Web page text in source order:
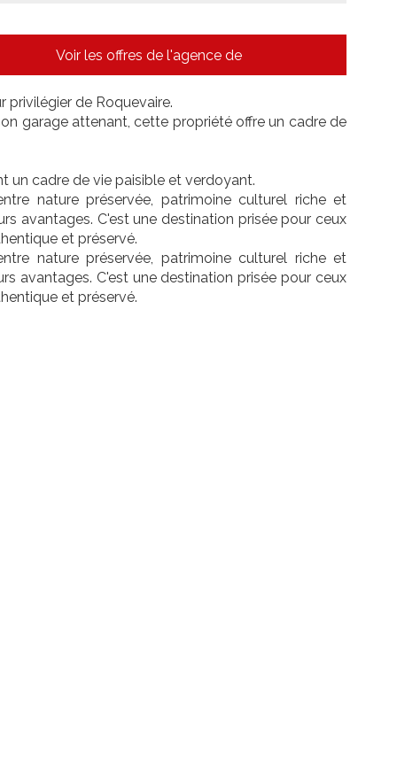
Voir les offres de l'agence de
privilégier de Roquevaire.
garage attenant, cette propriété offre un cadre de
un cadre de vie paisible et verdoyant.
nature préservée, patrimoine culturel riche et
avantages. C'est une destination prisée pour ceux
et préservé.
nature préservée, patrimoine culturel riche et
avantages. C'est une destination prisée pour ceux
et préservé.